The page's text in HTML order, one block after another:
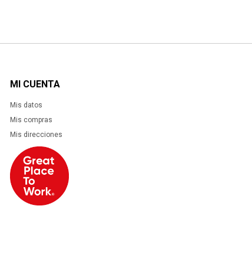
MI CUENTA
Mis datos
Mis compras
Mis direcciones